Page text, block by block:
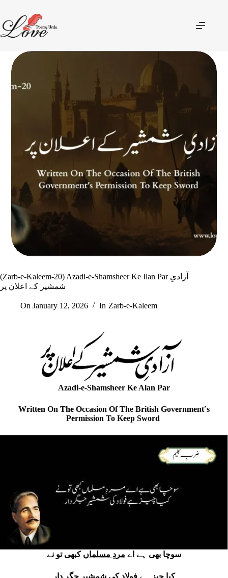
(Zarb-e-Kaleem-20) Azadi-e-Shamsheer Ke Ilan Par آزادیِ
شمشیر کے اعلان پر
On January 12, 2026 In Zarb-e-Kaleem
Azadi-e-Shamsheer Ke Alan Par
Written On The Occasion Of The British Governmentʹs
Permission To Keep Sword
سوچا بھی ہے اے مردِ مسلماں کبھی تو نے